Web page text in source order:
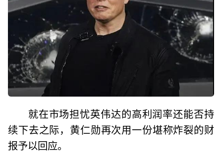
就在市场担忧英伟达的高利润率还能否持
续下去之际，黄仁勋再次用一份堪称炸裂的财
报予以回应。